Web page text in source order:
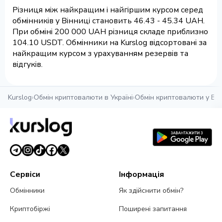
Різниця між найкращим і найгіршим курсом серед
обмінників у Вінниці становить 46.43 - 45.34 UAH.
При обміні 200 000 UAH різниця складе приблизно
104.10 USDT. Обмінники на Kurslog відсортовані за
найкращим курсом з урахуванням резервів та
відгуків.
Kurslog›Обмін криптовалюти в Україні›Обмін криптовалюти у
Сервіси
Обмінники
Криптобіржі
Інформація
Як здійснити обмін?
Поширені запитання